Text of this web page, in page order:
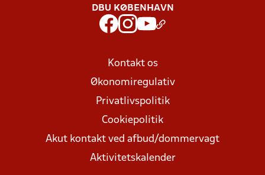
DBU KØBENHAVN
Kontakt os
Økonomiregulativ
Privatlivspolitik
Cookiepolitik
Akut kontakt ved afbud/dommervagt
Aktivitetskalender